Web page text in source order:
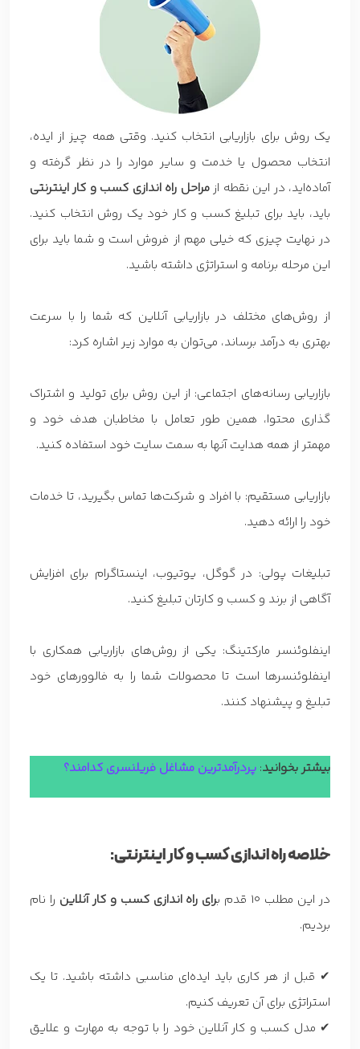
یک روش برای بازاریابی انتخاب کنید. وقتی همه چیز از ایده،
انتخاب محصول یا خدمت و سایر موارد را در نظر گرفته و
آماده‌اید، در این نقطه ازمراحل راه اندازی کسب و کار اینترنتی
باید، باید برای تبلیغ کسب و کار خود یک روش انتخاب کنید.
در نهایت چیزی که خیلی مهم از فروش است و شما باید برای
این مرحله برنامه‌ و استراتژی داشته باشید.
از روش‌های مختلف در بازاریابی آنلاین که شما را با سرعت
بهتری به درآمد برساند، می‌توان به موارد زیر اشاره کرد:
بازاریابی رسانه‌های اجتماعی: از این روش برای تولید و اشتراک
گذاری محتوا، همین طور تعامل با مخاطبان هدف خود و
مهمتر از همه هدایت آنها به سمت سایت خود استفاده کنید.
بازاریابی مستقیم: با افراد و شرکت‌ها تماس بگیرید، تا خدمات
خود را ارائه دهید.
تبلیغات پولی: در گوگل، یوتیوب، اینستاگرام برای افزایش
آگاهی از برند و کسب و کارتان تبلیغ کنید.
اینفلوئنسر مارکتینگ: یکی از روش‌های بازاریابی همکاری با
اینفلوئنسرها است تا محصولات شما را به فالوورهای خود
تبلیغ و پیشنهاد کنند.
بیشتر بخوانید: پردرآمدترین مشاغل فریلنسری کدامند؟
خلاصه راه اندازی کسب و کار اینترنتی:
در این مطلب 10 قدم ب رای راه اندازی کسب و کار آنلاین را نام
بردیم.
✔ قبل از هر کاری باید ایده‌ای مناسبی داشته باشید. تا یک
استراتژی برای آن تعریف کنیم.
✔ مدل کسب و کار آنلاین خود را با توجه به مهارت و علایق